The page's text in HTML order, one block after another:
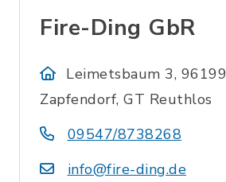
Fire-Ding GbR
Leimetsbaum 3, 96199
Zapfendorf, GT Reuthlos
09547/8738268
info@fire-ding.de